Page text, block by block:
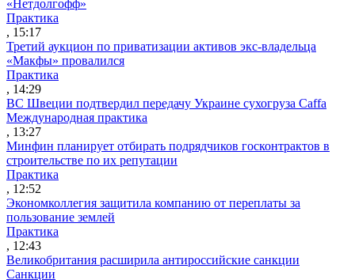
«Нетдолгофф»
Практика
, 15:17
Третий аукцион по приватизации активов экс-владельца
«Макфы» провалился
Практика
, 14:29
ВС Швеции подтвердил передачу Украине сухогруза Caffa
Международная практика
, 13:27
Минфин планирует отбирать подрядчиков госконтрактов в
строительстве по их репутации
Практика
, 12:52
Экономколлегия защитила компанию от переплаты за
пользование землей
Практика
, 12:43
Великобритания расширила антироссийские санкции
Санкции